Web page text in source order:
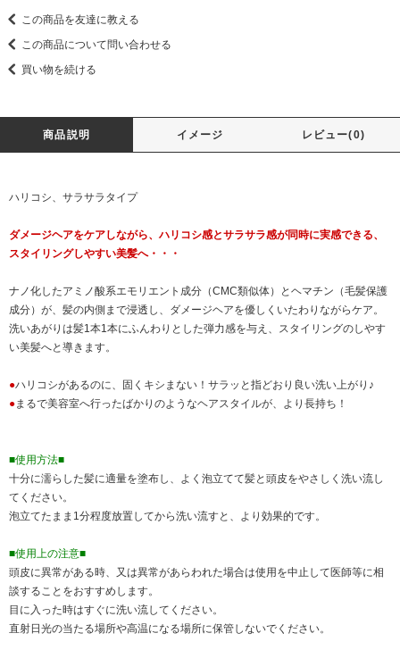
この商品を友達に教える
この商品について問い合わせる
買い物を続ける
商品説明 イメージ レビュー(0)
ハリコシ、サラサラタイプ
ダメージヘアをケアしながら、ハリコシ感とサラサラ感が同時に実感できる、
スタイリングしやすい美髪へ・・・
ナノ化したアミノ酸系エモリエント成分（CMC類似体）とヘマチン（毛髪保護
成分）が、髪の内側まで浸透し、ダメージヘアを優しくいたわりながらケア。
洗いあがりは髪1本1本にふんわりとした弾力感を与え、スタイリングのしやす
い美髪へと導きます。
●ハリコシがあるのに、固くキシまない！サラッと指どおり良い洗い上がり♪
●まるで美容室へ行ったばかりのようなヘアスタイルが、より長持ち！
■使用方法■
十分に濡らした髪に適量を塗布し、よく泡立てて髪と頭皮をやさしく洗い流し
てください。
泡立てたまま1分程度放置してから洗い流すと、より効果的です。
■使用上の注意■
頭皮に異常がある時、又は異常があらわれた場合は使用を中止して医師等に相
談することをおすすめします。
目に入った時はすぐに洗い流してください。
直射日光の当たる場所や高温になる場所に保管しないでください。